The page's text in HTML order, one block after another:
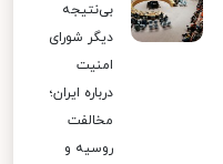
بی‌نتیجه
دیگر شورای
امنیت
درباره ایران؛
مخالفت
روسیه و